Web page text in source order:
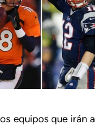
equipos que irán a